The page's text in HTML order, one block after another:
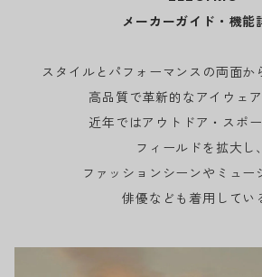
メーカーガイド・機能
スタイルとパフォーマンスの両面か
高品質で革新的なアイウェ
近年ではアウトドア・スポ
フィールドを拡大し、
ファッションシーンやミュー
俳優なども着用してい